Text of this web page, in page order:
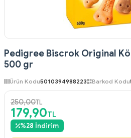
Pedigree Biscrok Original
500 gr
Ürün Kodu5010394988223 Barkod Kodu
250,00TL
179,90TL
%28 İndirim